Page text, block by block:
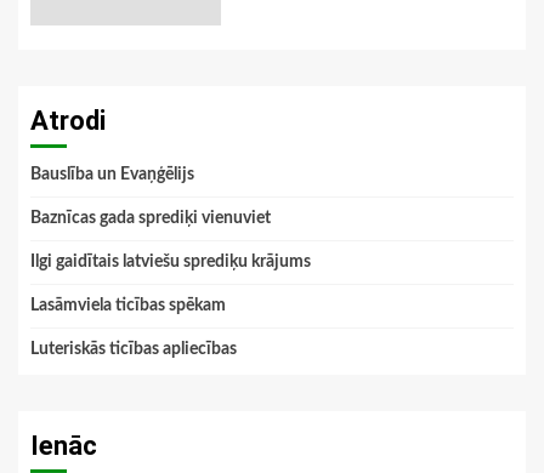
Atrodi
Bauslība un Evaņģēlijs
Baznīcas gada sprediķi vienuviet
Ilgi gaidītais latviešu sprediķu krājums
Lasāmviela ticības spēkam
Luteriskās ticības apliecības
Ienāc